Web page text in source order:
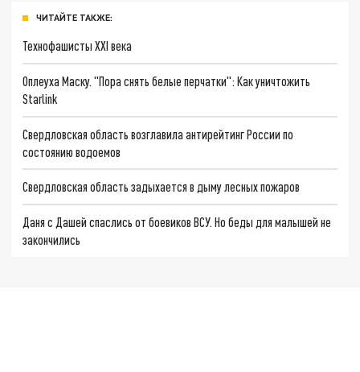
ЧИТАЙТЕ ТАКЖЕ:
Технофашисты XXI века
Оплеуха Маску. "Пора снять белые перчатки": Как уничтожить
Starlink
Свердловская область возглавила антирейтинг России по
состоянию водоемов
Свердловская область задыхается в дыму лесных пожаров
Даня с Дашей спаслись от боевиков ВСУ. Но беды для малышей не
закончились